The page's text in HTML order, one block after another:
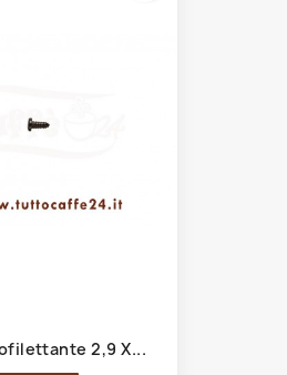
2,9 X...